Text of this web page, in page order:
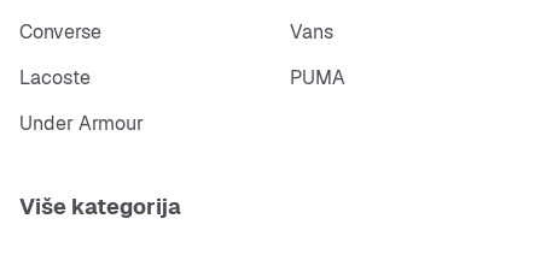
Converse
Vans
Lacoste
PUMA
Under Armour
Više kategorija